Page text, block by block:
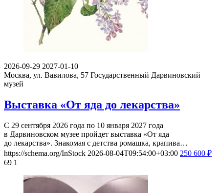
2026-09-29 2027-01-10
Москва, ул. Вавилова, 57 Государственный Дарвиновский
музей
Выставка «От яда до лекарства»
С 29 сентября 2026 года по 10 января 2027 года
в Дарвиновском музее пройдет выставка «От яда
до лекарства». Знакомая с детства ромашка, крапива…
https://schema.org/InStock 2026-08-04T09:54:00+03:00 250 600 ₽
69 1